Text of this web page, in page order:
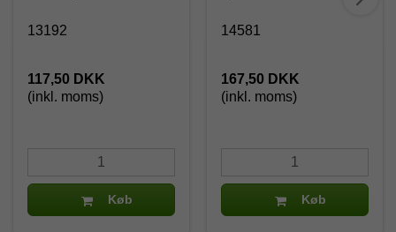
13192
117,50 DKK
(inkl. moms)
Køb
14581
167,50 DKK
(inkl. moms)
Køb